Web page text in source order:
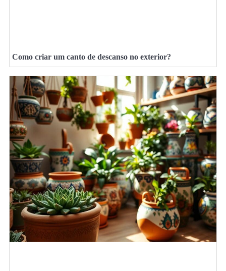
Como criar um canto de descanso no exterior?